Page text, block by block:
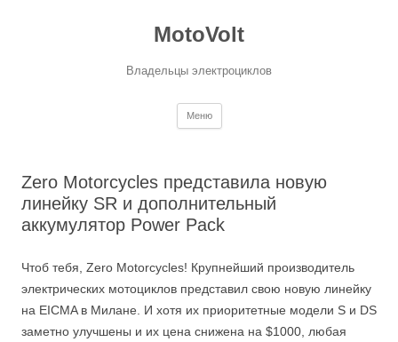
MotoVolt
Владельцы электроциклов
Меню Перейти к содержимому
Zero Motorcycles представила новую
линейку SR и дополнительный
аккумулятор Power Pack
Чтоб тебя, Zero Motorcycles! Крупнейший производитель
электрических мотоциклов представил свою новую линейку
на EICMA в Милане. И хотя их приоритетные модели S и DS
заметно улучшены и их цена снижена на $1000, любая